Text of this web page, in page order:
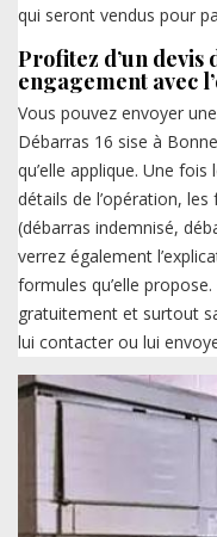
qui seront vendus pour
Profitez d’un devis
engagement avec
Vous pouvez envoyer
Débarras 16 sise à
qu’elle applique. Une
détails de l’opération,
(débarras indemnisé,
verrez également
formules qu’elle
gratuitement et surtout
lui contacter ou lui